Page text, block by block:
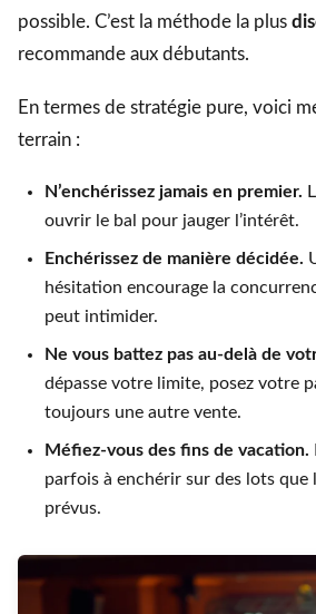
possible. C’est la méthode la plus
recommande aux débutants.
En termes de stratégie pure, voici
terrain :
N’enchérissez jamais en premier.
ouvrir le bal pour jauger l’intérêt.
Enchérissez de manière décidée.
hésitation encourage la
peut intimider.
Ne vous battez pas au-delà de
dépasse votre limite, posez votre
toujours une autre vente.
Méfiez-vous des fins de vacation.
parfois à enchérir sur des lots que
prévus.